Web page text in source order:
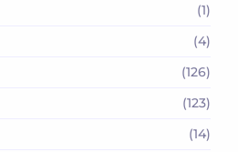
(1)
(4)
(126)
(123)
(14)